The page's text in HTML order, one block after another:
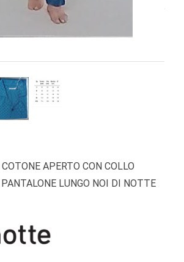
APERTO CON COLLO
LUNGO NOI DI NOTTE